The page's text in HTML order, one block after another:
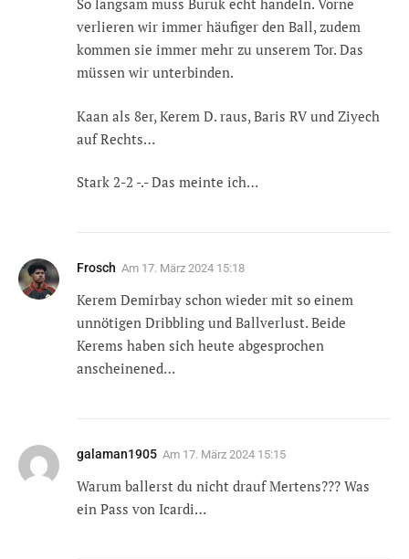
So langsam muss Buruk echt handeln. Vorne
verlieren wir immer häufiger den Ball, zudem
kommen sie immer mehr zu unserem Tor. Das
müssen wir unterbinden.
Kaan als 8er, Kerem D. raus, Baris RV und Ziyech
auf Rechts…
Stark 2-2 -.- Das meinte ich…
Frosch Am 17. März 2024 15:18
Kerem Demirbay schon wieder mit so einem
unnötigen Dribbling und Ballverlust. Beide
Kerems haben sich heute abgesprochen
anscheinened…
galaman1905 Am 17. März 2024 15:15
Warum ballerst du nicht drauf Mertens??? Was
ein Pass von Icardi…